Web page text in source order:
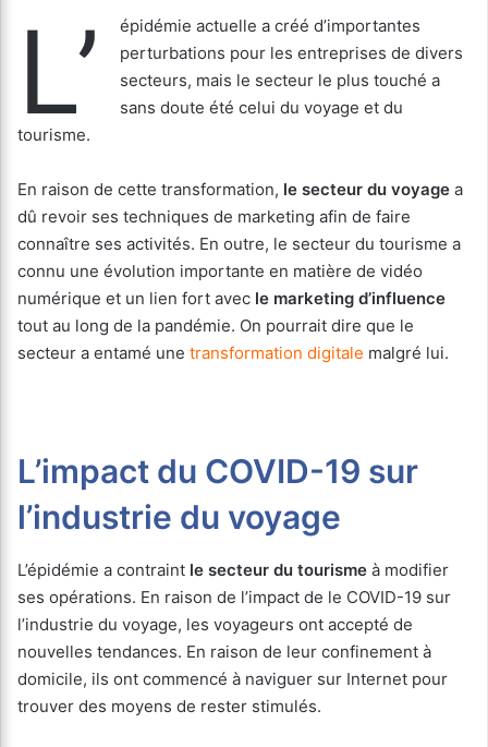
L’
épidémie actuelle a créé d’importantes
perturbations pour les entreprises de divers
secteurs, mais le secteur le plus touché a
sans doute été celui du voyage et du
tourisme.
En raison de cette transformation, le secteur du voyage a
dû revoir ses techniques de marketing afin de faire
connaître ses activités. En outre, le secteur du tourisme a
connu une évolution importante en matière de vidéo
numérique et un lien fort avec le marketing d’influence
tout au long de la pandémie. On pourrait dire que le
secteur a entamé une transformation digitale malgré lui.
L’impact du COVID-19 sur
l’industrie du voyage
L’épidémie a contraint le secteur du tourisme à modifier
ses opérations. En raison de l’impact de le COVID-19 sur
l’industrie du voyage, les voyageurs ont accepté de
nouvelles tendances. En raison de leur confinement à
domicile, ils ont commencé à naviguer sur Internet pour
trouver des moyens de rester stimulés.